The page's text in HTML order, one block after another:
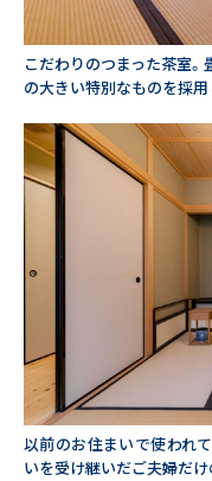
こだわりのつまった茶室。
の大きい特別なものを採用
以前のお住まいで使われ
いを受け継いだご夫婦だ